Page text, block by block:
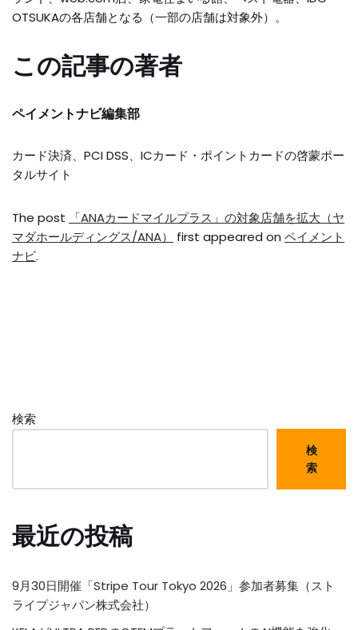
OTSUKAの各店舗となる（一部の店舗は対象外）。
この記事の著者
ペイメントナビ編集部
カード決済、PCI DSS、ICカード・ポイントカードの啓蒙ポー
タルサイト
The post
「ANAカードマイルプラス」の対象店舗を拡大（ヤ
マダホールディングス/ANA）
first appeared on ペイメント
ナビ.
検索
検
索
最近の投稿
9月30日開催「Stripe Tour Tokyo 2026」参加者募集（スト
ライプジャパン株式会社）